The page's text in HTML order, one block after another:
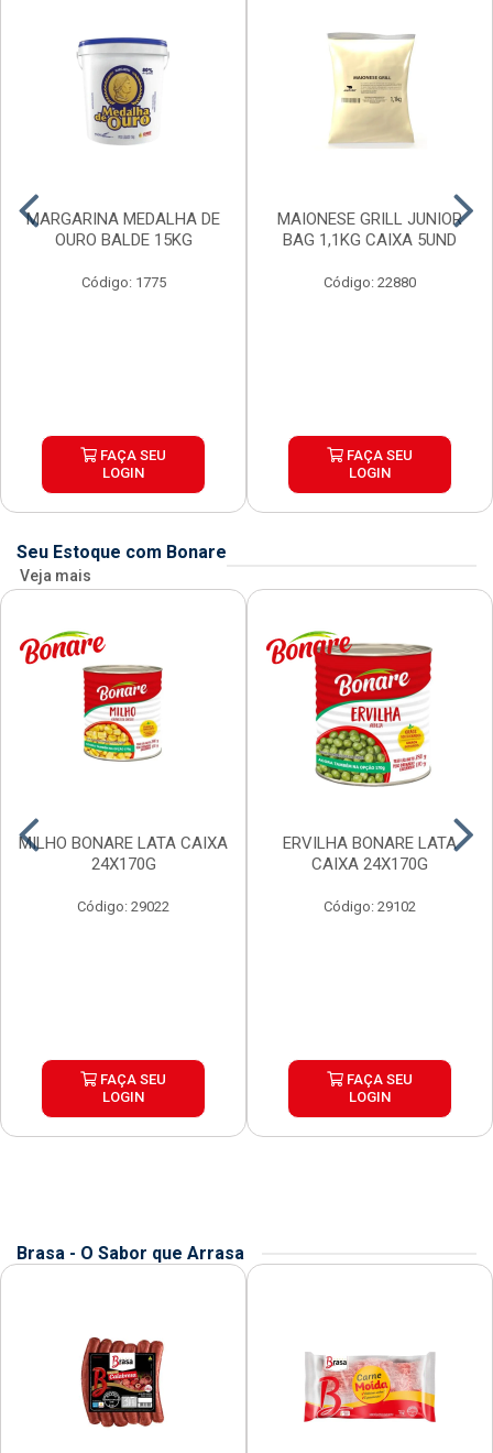
MARGARINA MEDALHA DE
OURO BALDE 15KG
Código: 1775
FAÇA SEU
LOGIN
MAIONESE GRILL JUNIOR
BAG 1,1KG CAIXA 5UND
Código: 22880
FAÇA SEU
LOGIN
Seu Estoque com Bonare
Veja mais
MILHO BONARE LATA CAIXA
24X170G
Código: 29022
FAÇA SEU
LOGIN
ERVILHA BONARE LATA
CAIXA 24X170G
Código: 29102
FAÇA SEU
LOGIN
Brasa - O Sabor que Arrasa